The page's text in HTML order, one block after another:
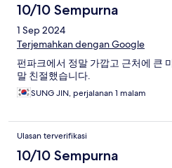
10/10 Sempurna
1 Sep 2024
Terjemahkan dengan Google
펀파크에서 정말 가깝고 근처에 큰
말 친절했습니다.
SUNG JIN, perjalanan 1 malam
Ulasan terverifikasi
10/10 Sempurna